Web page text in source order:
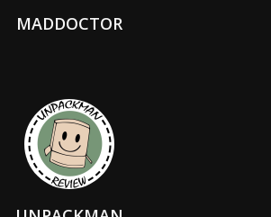
MADDOCTOR